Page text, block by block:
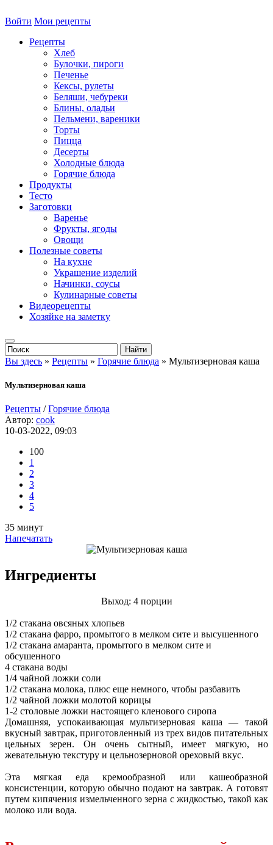
Войти Мои рецепты
Рецепты
Хлеб
Булочки, пироги
Печенье
Кексы, рулеты
Беляши, чебуреки
Блины, оладьи
Пельмени, вареники
Торты
Пицца
Десерты
Холодные блюда
Горячие блюда
Продукты
Тесто
Заготовки
Варенье
Фрукты, ягоды
Овощи
Полезные советы
На кухне
Украшение изделий
Начинки, соусы
Кулинарные советы
Видеорецепты
Хозяйке на заметку
Вы здесь » Рецепты » Горячие блюда » Мультизерновая каша
Мультизерновая каша
Рецепты /Горячие блюда
Автор: cook
10-03-2022, 09:03
100
1
2
3
4
5
35 минут
Напечатать
Ингредиенты
Выход: 4 порции
1/2 стакана овсяных хлопьев
1/2 стакана фарро, промытого в мелком сите и высушенного
1/2 стакана амаранта, промытого в мелком сите и
обсушенного
4 стакана воды
1/4 чайной ложки соли
1/2 стакана молока, плюс еще немного, чтобы разбавить
1/2 чайной ложки молотой корицы
1-2 столовые ложки настоящего кленового сиропа
Домашняя, успокаивающая мультизерновая каша — такой
вкусный завтрак, приготовленный из трех видов питательных
цельных зерен. Он очень сытный, имеет мягкую, но
жевательную текстуру и цельнозерновой ореховый вкус.
Эта мягкая еда кремообразной или кашеобразной
консистенции, которую обычно подают на завтрак. А готовят
путем кипячения измельченного зерна с жидкостью, такой как
молоко или вода.